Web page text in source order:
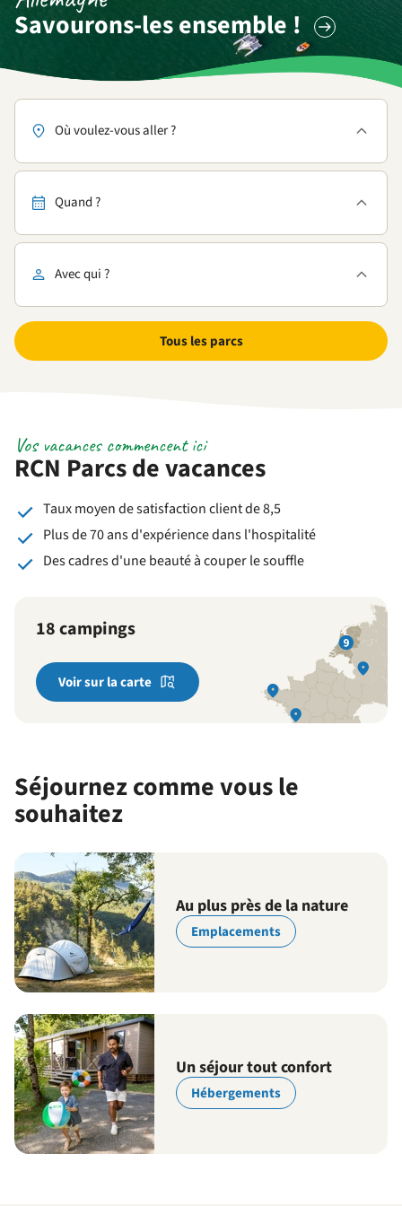
Savourons-les ensemble !
Où voulez-vous aller ?
Quand ?
Avec qui ?
Tous les parcs
RCN Parcs de vacances
Vos vacances commencent ici
Taux moyen de satisfaction client de 8,5
Plus de 70 ans d'expérience dans l'hospitalité
Des cadres d'une beauté à couper le souffle
18 campings
Voir sur la carte
Séjournez comme vous le
souhaitez
Au plus près de la nature
Emplacements
Un séjour tout confort
Hébergements